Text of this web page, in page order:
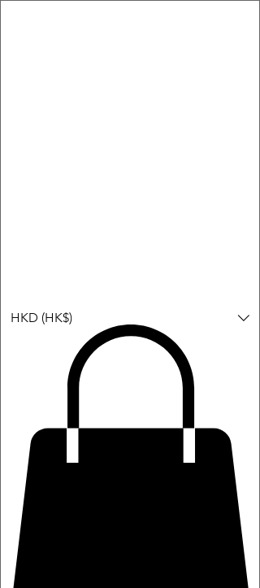
HKD (HK$)